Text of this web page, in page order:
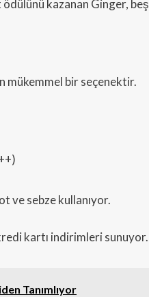
kazanan Ginger, beş
mükemmel bir seçenektir.
ve sebze kullanıyor.
kartı indirimleri sunuyor.
Tanımlıyor